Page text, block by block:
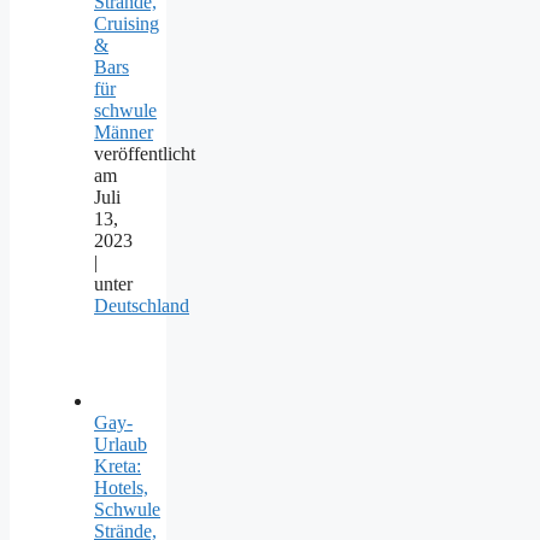
Cruising
&
Bars
für
schwule
Männer
veröffentlicht
am
Juli
13,
2023
|
unter
Deutschland
Gay-
Urlaub
Kreta:
Hotels,
Schwule
Strände,